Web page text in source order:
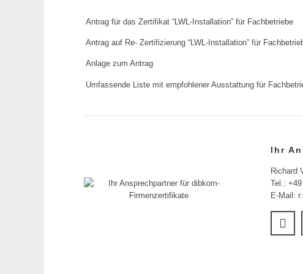
Antrag für das Zertifikat “LWL-Installation” für Fachbetriebe
Antrag auf Re- Zertifizierung “LWL-Installation” für
Anlage zum Antrag
Umfassende Liste mit empfohlener Ausstattung für
Ihr
Richard
Tel.:
E-Mail: